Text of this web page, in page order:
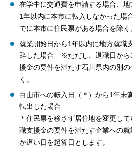
在学中に交通費を申請する場合、
1年以内に本市に転入しなかった
でに本市に住民票がある場合を除く
就業開始日から1年以内に地方就職
辞した場合 ※ただし、退職日から
援金の要件を満たす石川県内の別
く。
白山市への転入日（＊）から1年未
転出した場合
＊住民票を移さず居住地を変更し
職支援金の要件を満たす企業への
か遅い日を起算日とします。